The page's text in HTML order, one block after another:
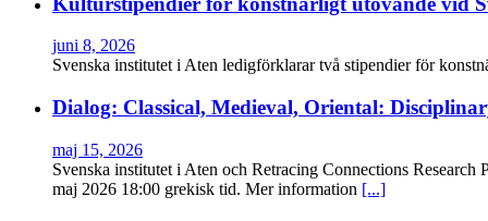
juni 8, 2026
Svenska institutet i Aten ledigförklarar två stipendier för
Dialog: Classical, Medieval, Oriental:
maj 15, 2026
Svenska institutet i Aten och Retracing Connections
maj 2026 18:00 grekisk tid. Mer information [...]